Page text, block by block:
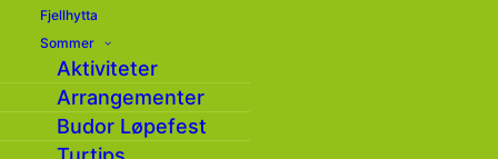
Fjellhytta
Sommer
Aktiviteter
Arrangementer
Budor Løpefest
Hold deg oppdatert på hva som skjer på Budor
gjennom vårt nyhetsbrev ( 4 – 6 ganger i året )